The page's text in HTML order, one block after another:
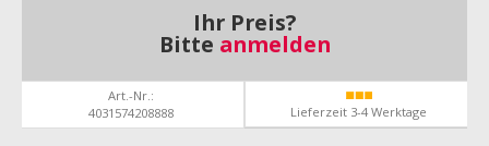
Ihr Preis?
Bitte anmelden
Art.-Nr.:
4031574208888
Lieferzeit 3-4 Werktage